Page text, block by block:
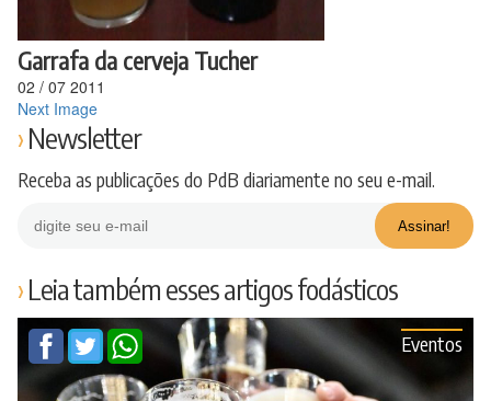
Garrafa da cerveja Tucher
02 / 07 2011
Next Image
Newsletter
Receba as publicações do PdB diariamente no seu e-mail.
Leia também esses artigos fodásticos
Eventos